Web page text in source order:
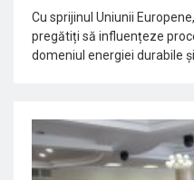
Cu sprijinul Uniunii
pregătiți să influențeze
domeniul energiei durabile